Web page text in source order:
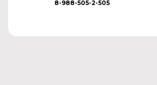
8-988-505-2-505